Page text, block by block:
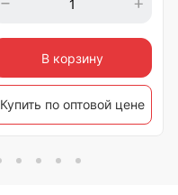
В корзину
Купить по оптовой цене